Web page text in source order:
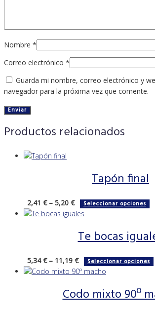
Nombre *
Correo electrónico *
Guarda mi nombre, correo electrónico y
navegador para la próxima vez que comente.
Productos relacionados
Tapón final
2,41 €– 5,20 € Seleccionar opciones
Las
Te bocas
5,34€– 11,19 € Seleccionar opciones
Codo mixto 90º